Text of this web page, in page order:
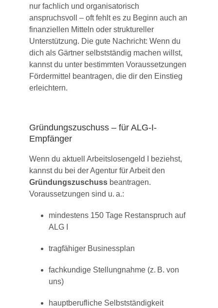
nur fachlich und organisatorisch
anspruchsvoll – oft fehlt es zu Beginn auch an
finanziellen Mitteln oder struktureller
Unterstützung. Die gute Nachricht: Wenn du
dich als Gärtner selbstständig machen willst,
kannst du unter bestimmten Voraussetzungen
Fördermittel beantragen, die dir den Einstieg
erleichtern.
Gründungszuschuss – für ALG-I-
Empfänger
Wenn du aktuell Arbeitslosengeld I beziehst,
kannst du bei der Agentur für Arbeit den
Gründungszuschuss beantragen.
Voraussetzungen sind u. a.:
mindestens 150 Tage Restanspruch auf
ALG I
tragfähiger Businessplan
fachkundige Stellungnahme (z. B. von
uns)
hauptberufliche Selbstständigkeit